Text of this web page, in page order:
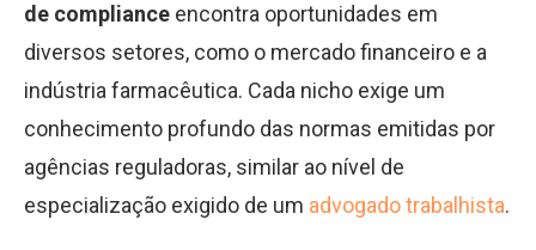
de compliance encontra oportunidades em
diversos setores, como o mercado financeiro e a
indústria farmacêutica. Cada nicho exige um
conhecimento profundo das normas emitidas por
agências reguladoras, similar ao nível de
especialização exigido de um advogado trabalhista.